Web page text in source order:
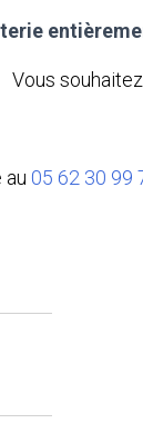
Vous
au 05 62 30 99